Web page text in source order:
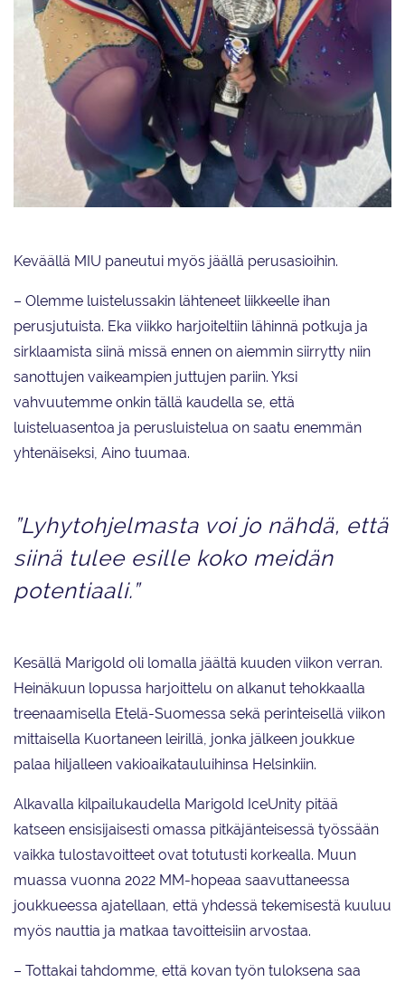
Keväällä MIU paneutui myös jäällä perusasioihin.
– Olemme luistelussakin lähteneet liikkeelle ihan
perusjutuista. Eka viikko harjoiteltiin lähinnä potkuja ja
sirklaamista siinä missä ennen on aiemmin siirrytty niin
sanottujen vaikeampien juttujen pariin. Yksi
vahvuutemme onkin tällä kaudella se, että
luisteluasentoa ja perusluistelua on saatu enemmän
yhtenäiseksi, Aino tuumaa.
”Lyhytohjelmasta voi jo nähdä, että
siinä tulee esille koko meidän
potentiaali.”
Kesällä Marigold oli lomalla jäältä kuuden viikon verran.
Heinäkuun lopussa harjoittelu on alkanut tehokkaalla
treenaamisella Etelä-Suomessa sekä perinteisellä viikon
mittaisella Kuortaneen leirillä, jonka jälkeen joukkue
palaa hiljalleen vakioaikatauluihinsa Helsinkiin.
Alkavalla kilpailukaudella Marigold IceUnity pitää
katseen ensisijaisesti omassa pitkäjänteisessä työssään
vaikka tulostavoitteet ovat totutusti korkealla. Muun
muassa vuonna 2022 MM-hopeaa saavuttaneessa
joukkueessa ajatellaan, että yhdessä tekemisestä kuuluu
myös nauttia ja matkaa tavoitteisiin arvostaa.
– Tottakai tahdomme, että kovan työn tuloksena saa